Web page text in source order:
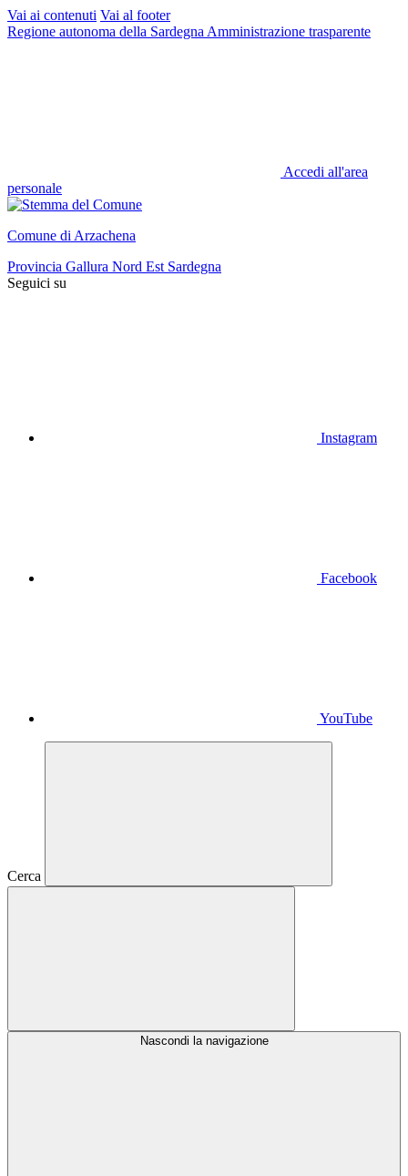
Vai ai contenuti Vai al footer
Regione autonoma della Sardegna Amministrazione trasparente
Accedi all'area
personale
Comune di Arzachena
Provincia Gallura Nord Est Sardegna
Seguici su
Instagram
Facebook
YouTube
Cerca
Nascondi la navigazione